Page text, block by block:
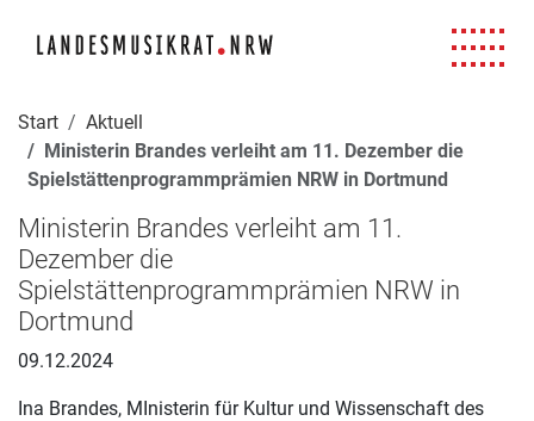
Start
Aktuell
Ministerin Brandes verleiht am 11. Dezember die
Spielstättenprogrammprämien NRW in Dortmund
Ministerin Brandes verleiht am 11.
Dezember die
Spielstättenprogrammprämien NRW in
Dortmund
09.12.2024
Ina Brandes, MInisterin für Kultur und Wissenschaft des